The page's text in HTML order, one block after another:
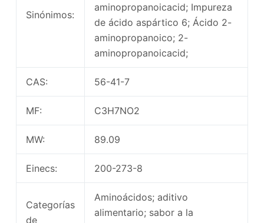
Sinónimos:
aminopropanoicacid; Impureza
de ácido aspártico 6; Ácido 2-
aminopropanoico; 2-
aminopropanoicacid;
CAS: 56-41-7
MF: C3H7NO2
MW: 89.09
Einecs: 200-273-8
Categorías
de
Aminoácidos; aditivo
alimentario; sabor a la